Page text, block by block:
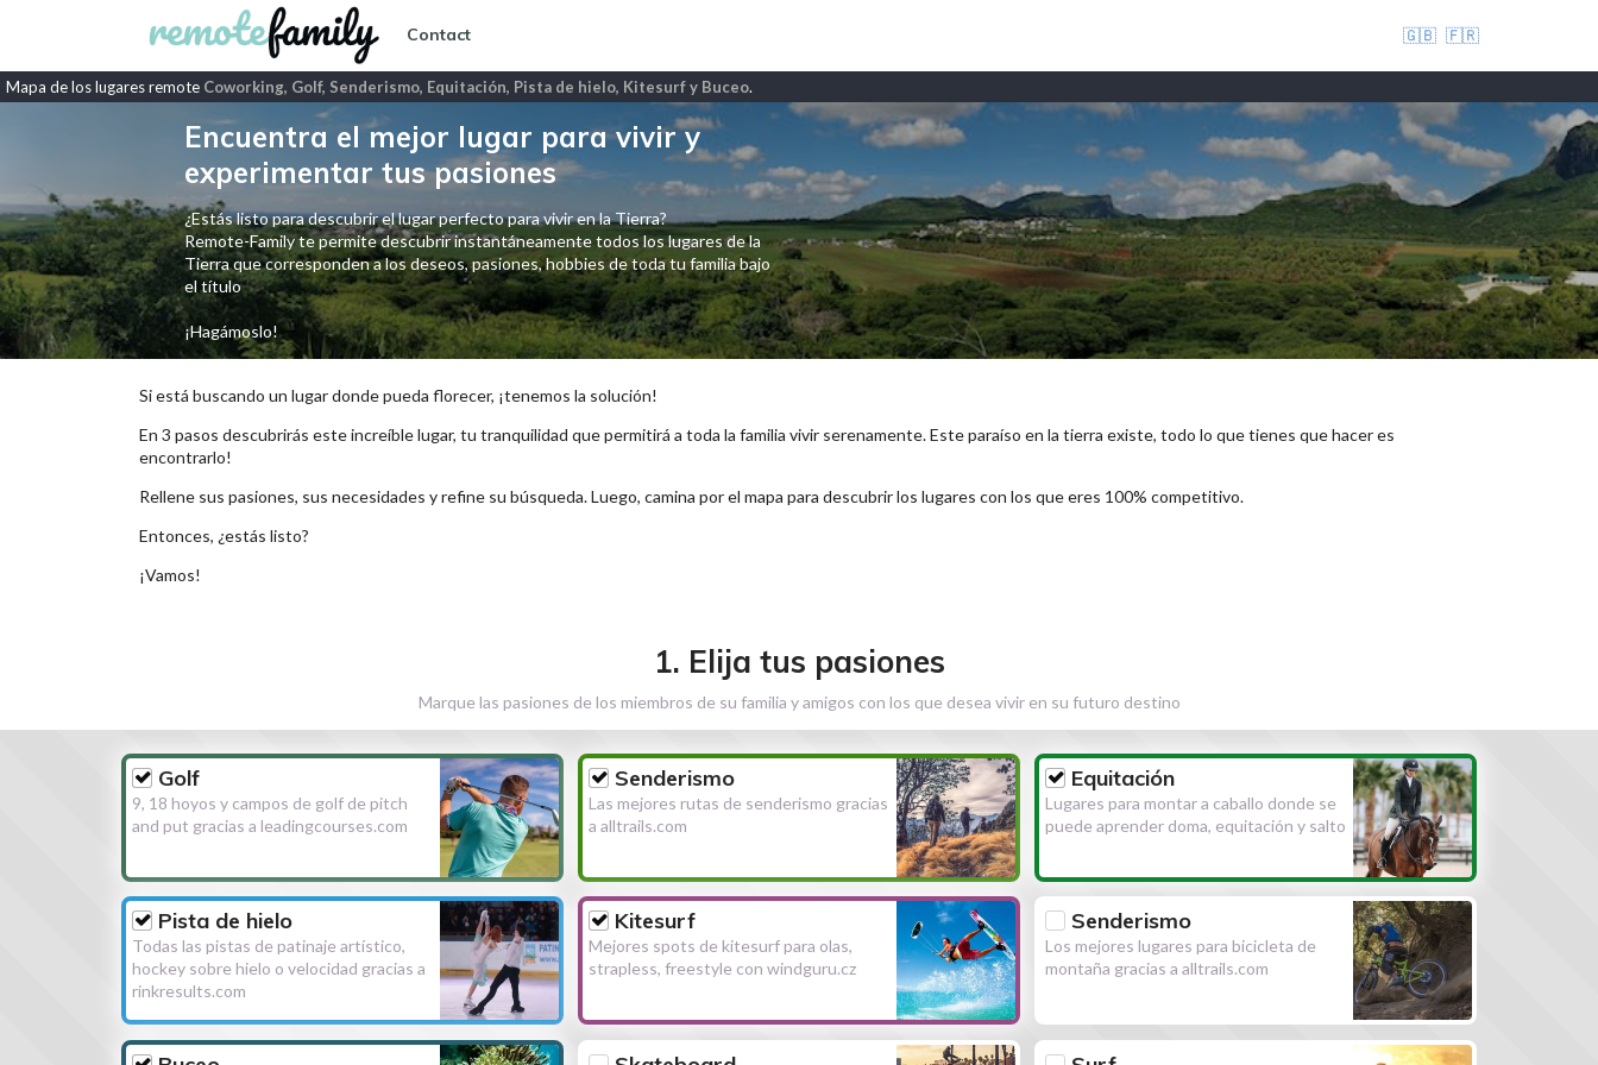
Contact 🇬🇧 🇫🇷
Mapa de los lugares remote Coworking, Golf, Senderismo, Equitación, Pista de hielo, Kitesurf y Buceo.
Encuentra el mejor lugar para vivir y
experimentar tus pasiones
¿Estás listo para descubrir el lugar perfecto para vivir en la Tierra?
Remote-Family te permite descubrir instantáneamente todos los lugares de la
Tierra que corresponden a los deseos, pasiones, hobbies de toda tu familia bajo
el título
¡Hagámoslo!
Si está buscando un lugar donde pueda florecer, ¡tenemos la solución!
En 3 pasos descubrirás este increíble lugar, tu tranquilidad que permitirá a toda la familia vivir serenamente. Este paraíso en la tierra existe, todo lo que tienes que hacer es
encontrarlo!
Rellene sus pasiones, sus necesidades y refine su búsqueda. Luego, camina por el mapa para descubrir los lugares con los que eres 100% competitivo.
Entonces, ¿estás listo?
¡Vamos!
1. Elija tus pasiones
Marque las pasiones de los miembros de su familia y amigos con los que desea vivir en su futuro destino
Golf
9, 18 hoyos y campos de golf de pitch
and put gracias a leadingcourses.com
Senderismo
Las mejores rutas de senderismo gracias
a alltrails.com
Equitación
Lugares para montar a caballo donde se
puede aprender doma, equitación y salto
Pista de hielo
Todas las pistas de patinaje artístico,
hockey sobre hielo o velocidad gracias a
rinkresults.com
Kitesurf
Mejores spots de kitesurf para olas,
strapless, freestyle con windguru.cz
Senderismo
Los mejores lugares para bicicleta de
montaña gracias a alltrails.com